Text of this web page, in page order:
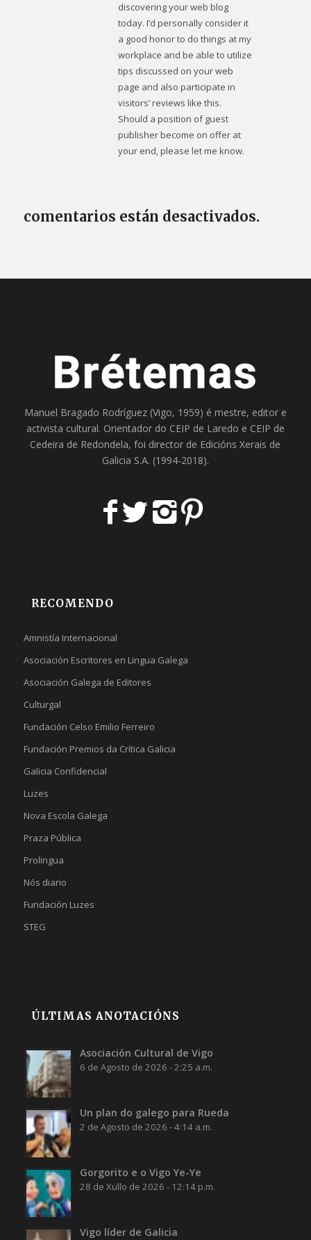
discovering your web blog
today. I’d personally consider it
a good honor to do things at my
workplace and be able to utilize
tips discussed on your web
page and also participate in
visitors’ reviews like this.
Should a position of guest
publisher become on offer at
your end, please let me know.
comentarios están desactivados.
Manuel Bragado Rodríguez (Vigo, 1959) é mestre, editor e
activista cultural. Orientador do CEIP de Laredo e CEIP de
Cedeira de Redondela, foi director de Edicións Xerais de
Galicia S.A. (1994-2018).
RECOMENDO
Amnistía Internacional
Asociación Escritores en Lingua Galega
Asociación Galega de Editores
Culturgal
Fundación Celso Emilio Ferreiro
Fundación Premios da Crítica Galicia
Galicia Confidencial
Luzes
Nova Escola Galega
Praza Pública
Prolingua
Nós diario
Fundación Luzes
STEG
ÚLTIMAS ANOTACIÓNS
Asociación Cultural de Vigo
6 de Agosto de 2026 - 2:25 a.m.
Un plan do galego para Rueda
2 de Agosto de 2026 - 4:14 a.m.
Gorgorito e o Vigo Ye-Ye
28 de Xullo de 2026 - 12:14 p.m.
Vigo líder de Galicia